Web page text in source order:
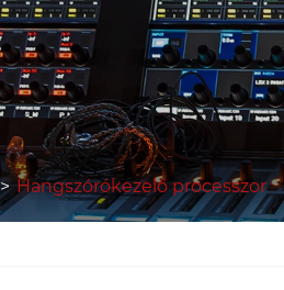
Hangszórókezelő processzor